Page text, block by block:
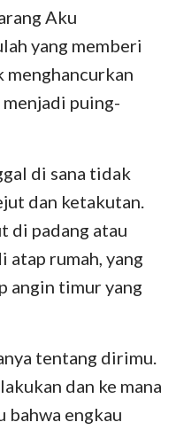
Aku
yang memberi
menghancurkan
puing-
di sana tidak
dan ketakutan.
di padang atau
atap rumah, yang
angin timur yang
tentang dirimu.
dan ke mana
bahwa engkau